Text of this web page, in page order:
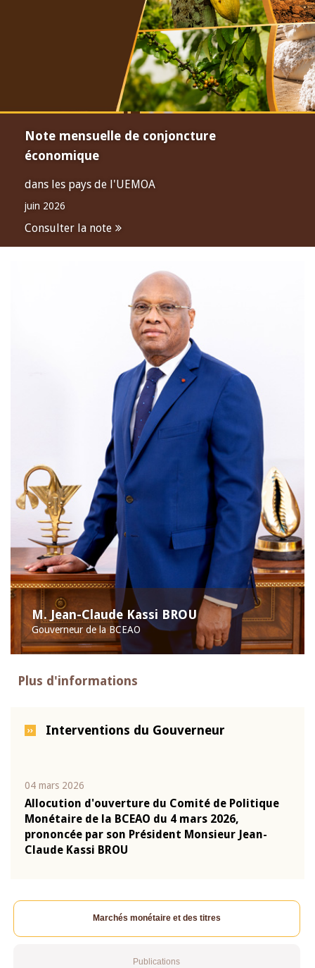
Note mensuelle de conjoncture
économique
dans les pays de l'UEMOA
juin 2026
Consulter la note
M. Jean-Claude Kassi BROU
Gouverneur de la BCEAO
Plus d'informations
Interventions du Gouverneur
04 mars 2026
Allocution d'ouverture du Comité de Politique
Monétaire de la BCEAO du 4 mars 2026,
prononcée par son Président Monsieur Jean-
Claude Kassi BROU
Marchés monétaire et des titres
Publications